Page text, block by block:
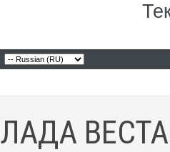
ЛАДА ВЕСТА